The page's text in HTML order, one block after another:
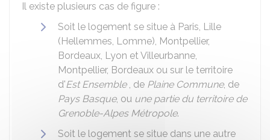
Il existe plusieurs cas de figure :
Soit le logement se situe à Paris, Lille
(Hellemmes, Lomme), Montpellier,
Bordeaux, Lyon et Villeurbanne,
Montpellier, Bordeaux ou sur le territoire
d'Est Ensemble, de Plaine Commune, de
Pays Basque, ou une partie du territoire de
Grenoble-Alpes Métropole.
Soit le logement se situe dans une autre